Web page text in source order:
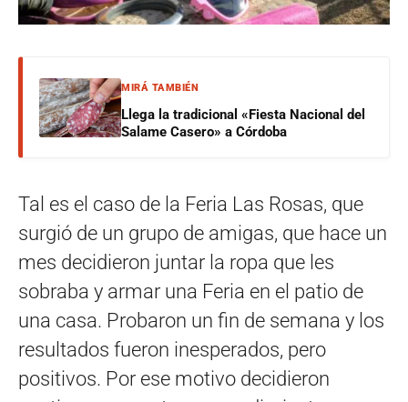
MIRÁ TAMBIÉN
Llega la tradicional «Fiesta Nacional del
Salame Casero» a Córdoba
Tal es el caso de la Feria Las Rosas, que
surgió de un grupo de amigas, que hace un
mes decidieron juntar la ropa que les
sobraba y armar una Feria en el patio de
una casa. Probaron un fin de semana y los
resultados fueron inesperados, pero
positivos. Por ese motivo decidieron